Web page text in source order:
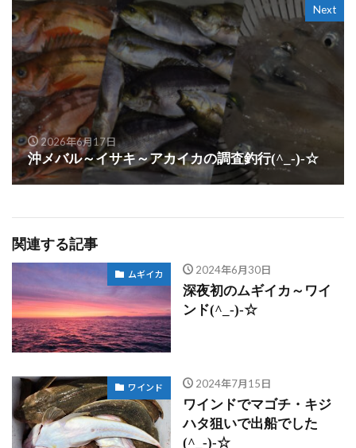
Next
2026年6月17日
沖メバル～イサキ～アカイカの調査釣行(^_-)-☆
関連する記事
ムギイカ 2024年6月30日
深夜初のムギイカ～ワイ
ンド(^_-)-☆
ワインド 2024年7月15日
ワインドでマゴチ・キジ
ハタ狙いで出船でした
(^_-)-☆